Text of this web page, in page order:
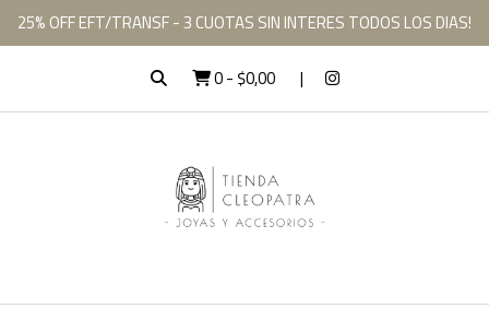
25% OFF EFT/TRANSF - 3 CUOTAS SIN INTERES TODOS LOS DIAS!
0-$0,00